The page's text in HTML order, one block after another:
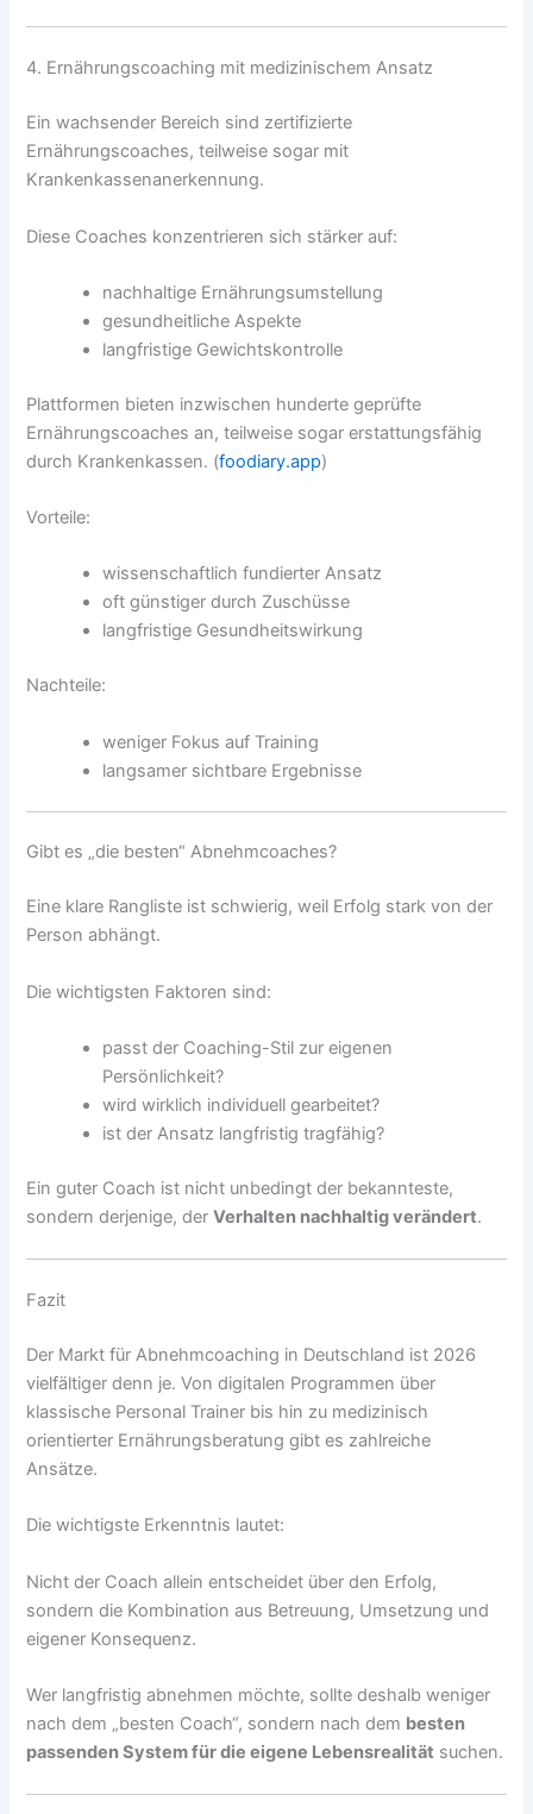
4. Ernährungscoaching mit medizinischem Ansatz
Ein wachsender Bereich sind zertifizierte
Ernährungscoaches, teilweise sogar mit
Krankenkassenanerkennung.
Diese Coaches konzentrieren sich stärker auf:
nachhaltige Ernährungsumstellung
gesundheitliche Aspekte
langfristige Gewichtskontrolle
Plattformen bieten inzwischen hunderte geprüfte
Ernährungscoaches an, teilweise sogar erstattungsfähig
durch Krankenkassen. (foodiary.app)
Vorteile:
wissenschaftlich fundierter Ansatz
oft günstiger durch Zuschüsse
langfristige Gesundheitswirkung
Nachteile:
weniger Fokus auf Training
langsamer sichtbare Ergebnisse
Gibt es „die besten“ Abnehmcoaches?
Eine klare Rangliste ist schwierig, weil Erfolg stark von der
Person abhängt.
Die wichtigsten Faktoren sind:
passt der Coaching-Stil zur eigenen
Persönlichkeit?
wird wirklich individuell gearbeitet?
ist der Ansatz langfristig tragfähig?
Ein guter Coach ist nicht unbedingt der bekannteste,
sondern derjenige, derVerhalten nachhaltig verändert.
Fazit
Der Markt für Abnehmcoaching in Deutschland ist 2026
vielfältiger denn je. Von digitalen Programmen über
klassische Personal Trainer bis hin zu medizinisch
orientierter Ernährungsberatung gibt es zahlreiche
Ansätze.
Die wichtigste Erkenntnis lautet:
Nicht der Coach allein entscheidet über den Erfolg,
sondern die Kombination aus Betreuung, Umsetzung und
eigener Konsequenz.
Wer langfristig abnehmen möchte, sollte deshalb weniger
nach dem „besten Coach“, sondern nach dem besten
passenden System für die eigene Lebensrealität suchen.